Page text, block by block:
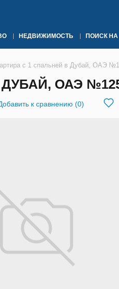
НЕДВИЖИМОСТЬ ПОИСК НА
с 1 спальней в Дубай, ОАЭ
ОАЭ
к сравнению (0)